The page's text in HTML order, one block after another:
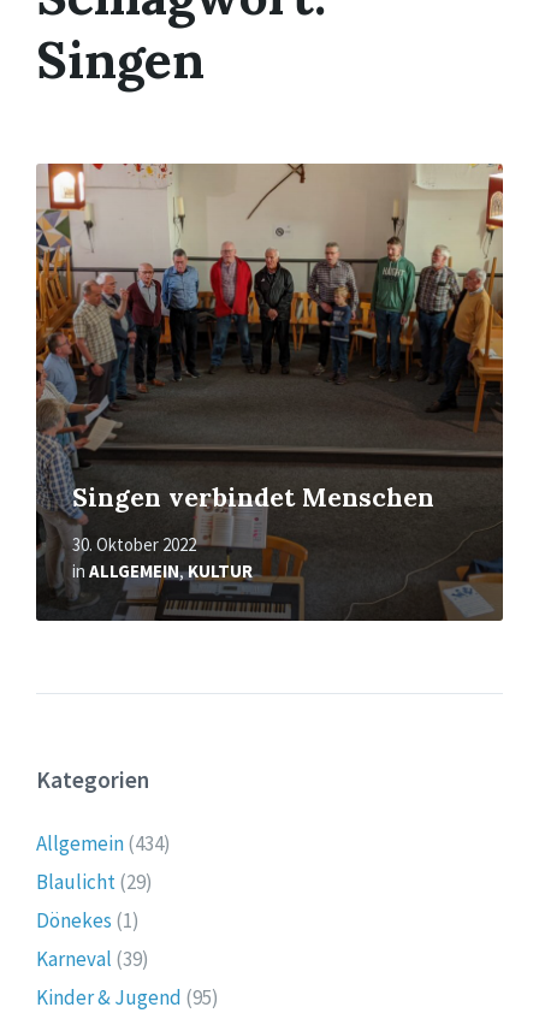
Singen
Singen verbindet Menschen
30. Oktober 2022
in ALLGEMEIN,KULTUR
Mehr
erfahren
Kategorien
Allgemein(434)
Blaulicht(29)
Dönekes (1)
Karneval (39)
Kinder & Jugend (95)